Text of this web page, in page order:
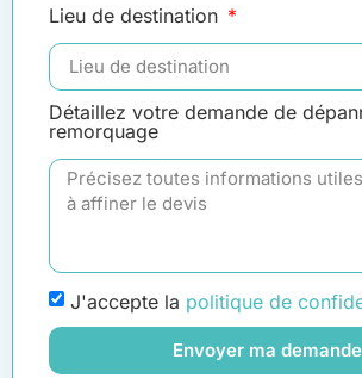
Lieu de destination
Détaillez votre demande de
remorquage
J'accepte la politique de
Envoyer ma demande